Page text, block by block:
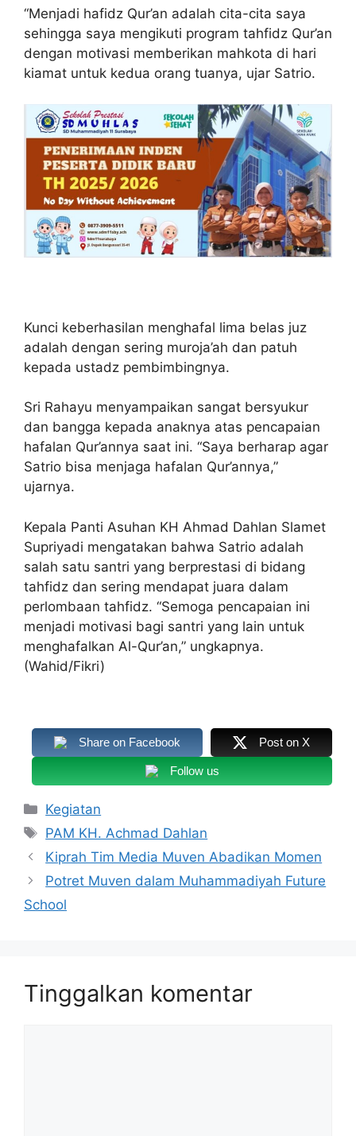
“Menjadi hafidz Qur’an adalah cita-cita saya
sehingga saya mengikuti program tahfidz Qur’an
dengan motivasi memberikan mahkota di hari
kiamat untuk kedua orang tuanya, ujar Satrio.
Kunci keberhasilan menghafal lima belas juz
adalah dengan sering muroja’ah dan patuh
kepada ustadz pembimbingnya.
Sri Rahayu menyampaikan sangat bersyukur
dan bangga kepada anaknya atas pencapaian
hafalan Qur’annya saat ini. “Saya berharap agar
Satrio bisa menjaga hafalan Qur’annya,”
ujarnya.
Kepala Panti Asuhan KH Ahmad Dahlan Slamet
Supriyadi mengatakan bahwa Satrio adalah
salah satu santri yang berprestasi di bidang
tahfidz dan sering mendapat juara dalam
perlombaan tahfidz. “Semoga pencapaian ini
menjadi motivasi bagi santri yang lain untuk
menghafalkan Al-Qur’an,” ungkapnya.
(Wahid/Fikri)
Share on Facebook Post on X
Follow us
Kategori
Kegiatan
Tag
PAM KH. Achmad Dahlan
Kiprah Tim Media Muven Abadikan Momen
Potret Muven dalam Muhammadiyah Future
School
Tinggalkan komentar